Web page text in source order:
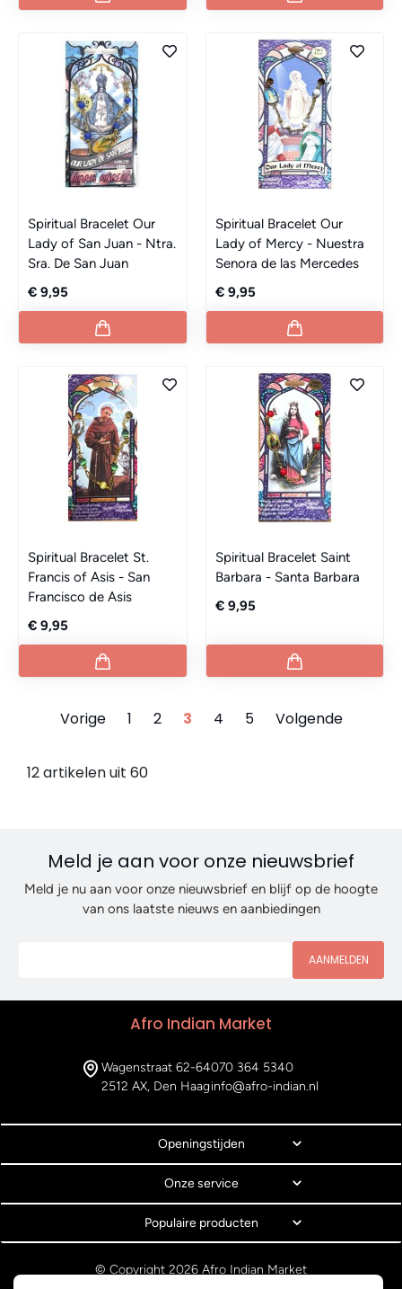
Spiritual Bracelet Our
Lady of San Juan - Ntra.
Sra. De San Juan
€ 9,95
Spiritual Bracelet Our
Lady of Mercy - Nuestra
Senora de las Mercedes
€ 9,95
Spiritual Bracelet St.
Francis of Asis - San
Francisco de Asis
€ 9,95
Spiritual Bracelet Saint
Barbara - Santa Barbara
€ 9,95
Vorige 1 2 3 4 5 Volgende
12 artikelen uit 60
Meld je aan voor onze nieuwsbrief
Meld je nu aan voor onze nieuwsbrief en blijf op de hoogte
van ons laatste nieuws en aanbiedingen
AANMELDEN
Afro Indian Market
Wagenstraat 62-64
2512 AX, Den Haag
070 364 5340
info@afro-indian.nl
Openingstijden
Onze service
Populaire producten
© Copyright 2026 Afro Indian Market